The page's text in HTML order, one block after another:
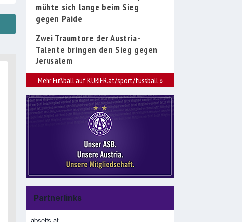
mühte sich lange beim Sieg
gegen Paide
Zwei Traumtore der Austria-
Talente bringen den Sieg gegen
Jerusalem
Mehr Fußball auf KURIER.at/sport/fussball »
Partnerlinks
abseits.at